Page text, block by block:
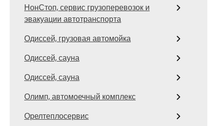
НонСтоп, сервис грузоперевозок и
эвакуации автотранспорта
Одиссей, грузовая автомойка
Одиссей, сауна
Одиссей, сауна
Олимп, автомоечный комплекс
Орелтеплосервис